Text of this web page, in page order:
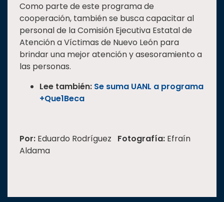
Como parte de este programa de
cooperación, también se busca capacitar al
personal de la Comisión Ejecutiva Estatal de
Atención a Víctimas de Nuevo León para
brindar una mejor atención y asesoramiento a
las personas.
Lee también: Se suma UANL a programa
+Que1Beca
Por: Eduardo Rodríguez Fotografía: Efraín
Aldama